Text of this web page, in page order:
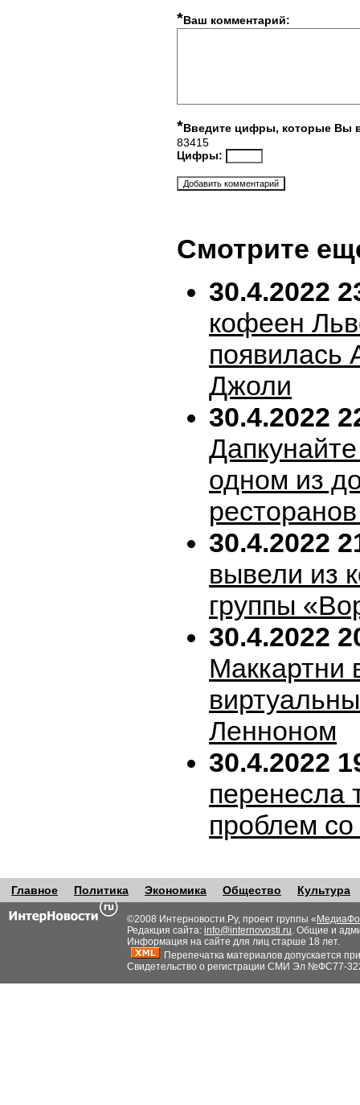
*Ваш комментарий:
*Введите цифры, которые Вы
83415
Цифры:
Смотрите
30.4.2022
кофеен
появилась
Джоли
30.4.2022
одном из
30.4.2022
вывели из
группы
30.4.2022
Маккартни
Ленноном
30.4.2022
перенесла
проблем
Главное Политика Экономика Общество Культура
©2008 Интерновости.Ру, проект группы «
Редакция сайта: info@internovosti.ru. Общие и
Информация на сайте для лиц старше 18 лет.
Перепечатка материалов допускается
Свидетельство о регистрации СМИ Эл №ФС77-